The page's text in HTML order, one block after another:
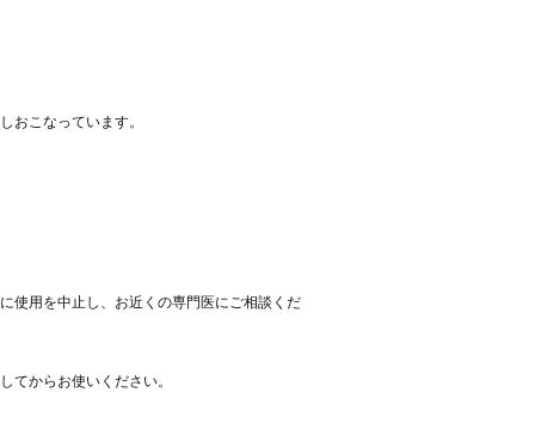
おこなっています。
使用を中止し、お近くの専門医にご相談くだ
てからお使いください。